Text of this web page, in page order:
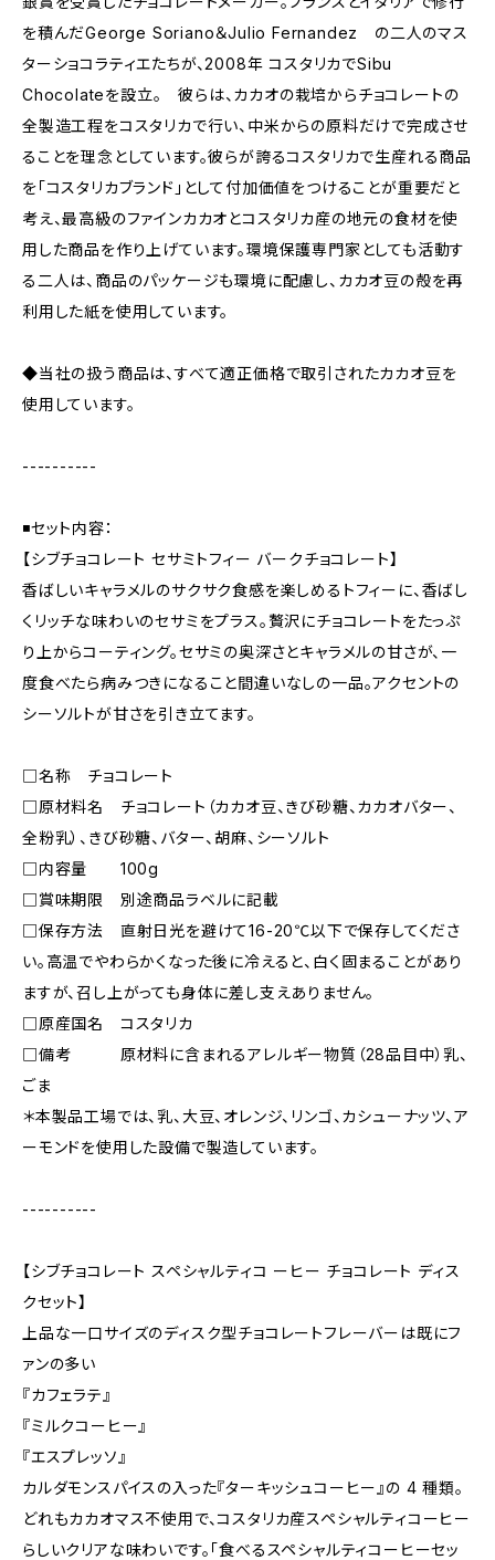
を積んだGeorge Soriano＆Julio Fernandez の二人のマス
ターショコラティエたちが、2008年 コスタリカでSibu
Chocolateを設立。 彼らは、カカオの栽培からチョコレートの
全製造工程をコスタリカで行い、中米からの原料だけで完成させ
ることを理念としています。彼らが誇るコスタリカで生産れる商品
を「コスタリカブランド」として付加価値をつけることが重要だと
考え、最高級のファインカカオとコスタリカ産の地元の食材を使
用した商品を作り上げています。環境保護専門家としても活動す
る二人は、商品のパッケージも環境に配慮し、カカオ豆の殻を再
利用した紙を使用しています。
◆当社の扱う商品は、すべて適正価格で取引されたカカオ豆を
使用しています。
----------
◾️セット内容：
【シブチョコレート セサミトフィー バークチョコレート】
⾹ばしいキャラメルのサクサク⾷感を楽しめるトフィーに、⾹ばし
くリッチな味わいのセサミをプラス。贅沢にチョコレートをたっぷ
り上からコーティング。セサミの奥深さとキャラメルの⽢さが、⼀
度⾷べたら病みつきになること間違いなしの⼀品。アクセントの
シーソルトが⽢さを引き⽴てます。
□名称 チョコレート
□原材料名 チョコレート（カカオ豆、きび砂糖、カカオバター、
全粉乳）、きび砂糖、バター、胡麻、シーソルト
□内容量 100g
□賞味期限 別途商品ラベルに記載
□保存方法 直射日光を避けて16-20℃以下で保存してくださ
い。高温でやわらかくなった後に冷えると、白く固まることがあり
ますが、召し上がっても身体に差し支えありません。
□原産国名 コスタリカ
□備考 原材料に含まれるアレルギー物質（28品目中）乳、
ごま
＊本製品工場では、乳、大豆、オレンジ、リンゴ、カシューナッツ、ア
ーモンドを使用した設備で製造しています。
----------
【シブチョコレート スペシャルティコ ーヒー チョコレート ディス
クセット】
上品な⼀⼝サイズのディスク型チョコレートフレーバーは既にフ
ァンの多い
『カフェラテ』
『ミルクコーヒー』
『エスプレッソ』
カルダモンスパイスの⼊った『ターキッシュコーヒー』の 4 種類。
どれもカカオマス不使⽤で、コスタリカ産スペシャルティコーヒー
らしいクリアな味わいです。「⾷べるスペシャルティコーヒーセッ